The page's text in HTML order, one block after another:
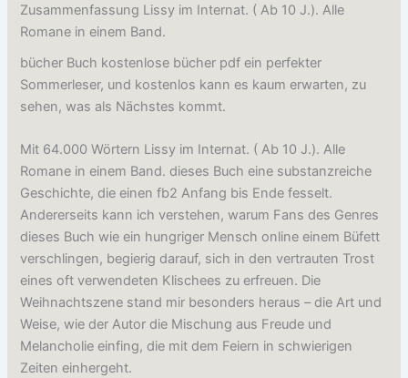
Zusammenfassung Lissy im Internat. ( Ab 10 J.). Alle
Romane in einem Band.
bücher Buch kostenlose bücher pdf ein perfekter
Sommerleser, und kostenlos kann es kaum erwarten, zu
sehen, was als Nächstes kommt.
Mit 64.000 Wörtern Lissy im Internat. ( Ab 10 J.). Alle
Romane in einem Band. dieses Buch eine substanzreiche
Geschichte, die einen fb2 Anfang bis Ende fesselt.
Andererseits kann ich verstehen, warum Fans des Genres
dieses Buch wie ein hungriger Mensch online einem Büfett
verschlingen, begierig darauf, sich in den vertrauten Trost
eines oft verwendeten Klischees zu erfreuen. Die
Weihnachtszene stand mir besonders heraus – die Art und
Weise, wie der Autor die Mischung aus Freude und
Melancholie einfing, die mit dem Feiern in schwierigen
Zeiten einhergeht.